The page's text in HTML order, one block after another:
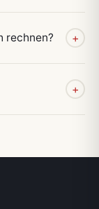
rechnen? +
+